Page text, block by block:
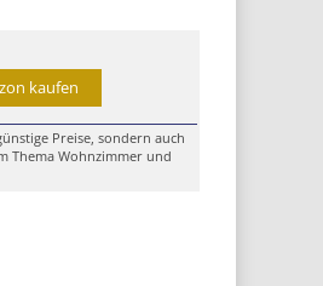
kaufen
Preise, sondern auch
Thema Wohnzimmer und